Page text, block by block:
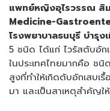
แพทย์หญิงอุไรวรรณ สิ
Medicine-
โรงพยาบาลธนบุรี บำรุง
5 ชนิด ได้แก่ ไวรัสตับอั
ในประเทศไทยมากคือ ช
สูงที่ทำให้เกิดตับอักเสบเ
มา และเป็นสาเหตุสำคัญ